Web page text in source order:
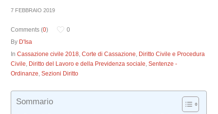
7 FEBBRAIO 2019
Comments (0)
0
By D'Isa
InCassazione civile 2018,Corte di Cassazione, Diritto Civile e Procedura
Civile, Diritto del Lavoro e della Previdenza sociale,Sentenze -
Ordinanze,Sezioni Diritto
Sommario